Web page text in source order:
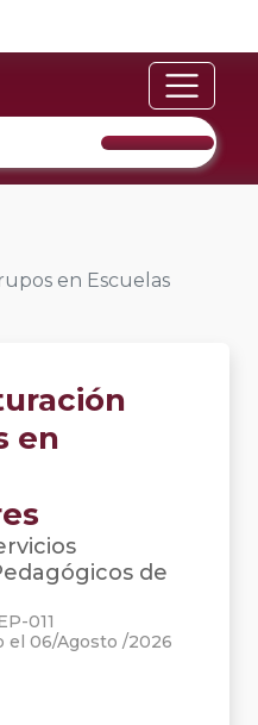
en Escuelas
en
de
011
el 06/Agosto /2026